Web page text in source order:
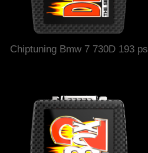
Chiptuning Bmw 7 730D 193 ps